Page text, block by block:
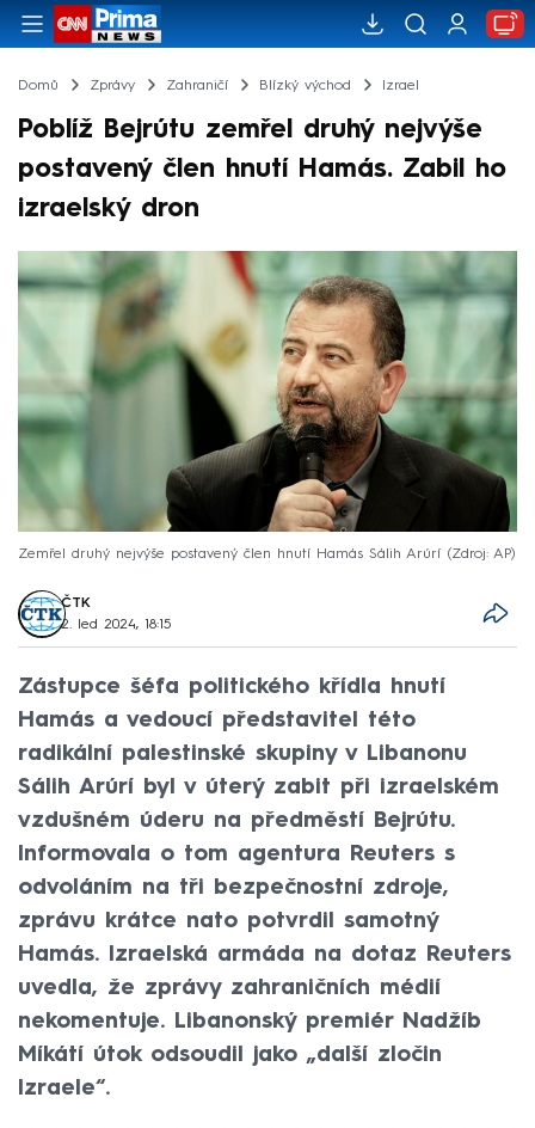
Domů Zprávy Zahraničí Blízký východ Izrael
Poblíž Bejrútu zemřel druhý nejvýše
postavený člen hnutí Hamás. Zabil ho
izraelský dron
Zemřel druhý nejvýše postavený člen hnutí Hamás Sálih Arúrí Zdroj: AP
ČTK
2. led 2024, 18:15
Zástupce šéfa politického křídla hnutí
Hamás a vedoucí představitel této
radikální palestinské skupiny v Libanonu
Sálih Arúrí byl v úterý zabit při izraelském
vzdušném úderu na předměstí Bejrútu.
Informovala o tom agentura Reuters s
odvoláním na tři bezpečnostní zdroje,
zprávu krátce nato potvrdil samotný
Hamás. Izraelská armáda na dotaz Reuters
uvedla, že zprávy zahraničních médií
nekomentuje. Libanonský premiér Nadžíb
Míkátí útok odsoudil jako „další zločin
Izraele“.